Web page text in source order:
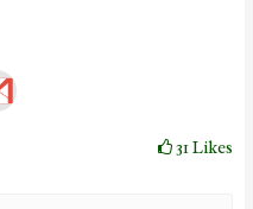
31Likes